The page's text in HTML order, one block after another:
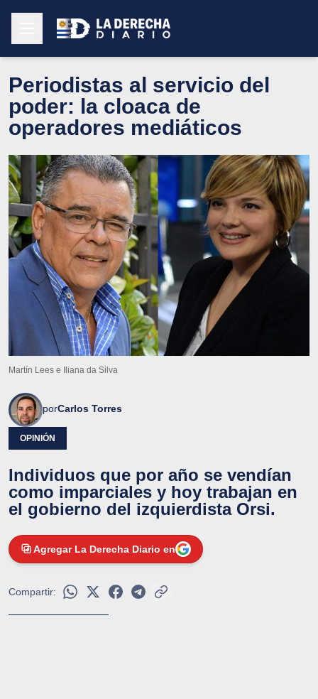
Periodistas al servicio del
poder: la cloaca de
operadores mediáticos
Martín Lees e Iliana da Silva
porCarlos Torres
OPINIÓN
Individuos que por año se vendían
como imparciales y hoy trabajan en
el gobierno del izquierdista Orsi.
Agregar La Derecha Diario en
Compartir: